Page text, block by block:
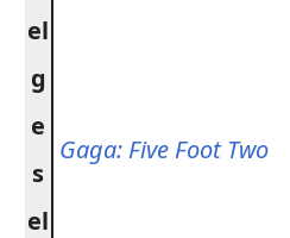
el
g
e
s
el
Gaga: Five Foot Two